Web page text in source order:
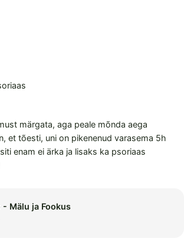
märgata, aga peale mõnda aega
et tõesti, uni on pikenenud varasema 5h
enam ei ärka ja lisaks ka psoriaas
- Mälu ja Fookus